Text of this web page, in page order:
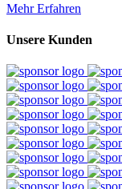
Mehr Erfahren
Unsere Kunden